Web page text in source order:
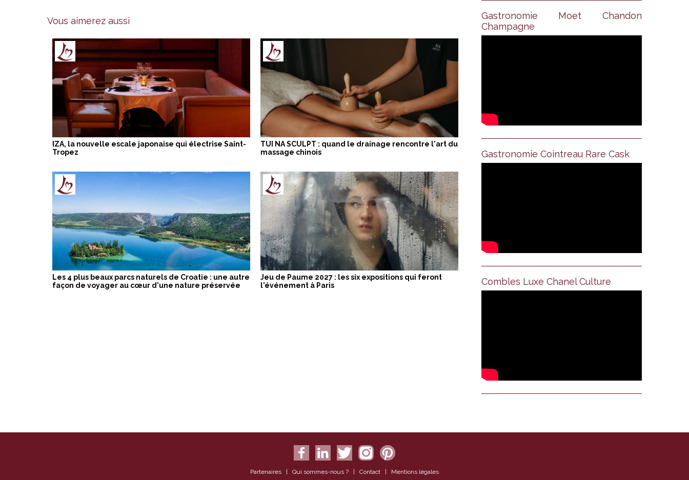
Vous aimerez aussi
IZA, la nouvelle escale japonaise qui électrise Saint-
Tropez
TUI NA SCULPT : quand le drainage rencontre l'art du
massage chinois
Les 4 plus beaux parcs naturels de Croatie : une autre
façon de voyager au cœur d'une nature préservée
Jeu de Paume 2027 : les six expositions qui feront
l'événement à Paris
Gastronomie Moet Chandon
Champagne
Gastronomie Cointreau Rare Cask
Combles Luxe Chanel Culture
Partenaires Qui sommes-nous ? Contact Mentions légales